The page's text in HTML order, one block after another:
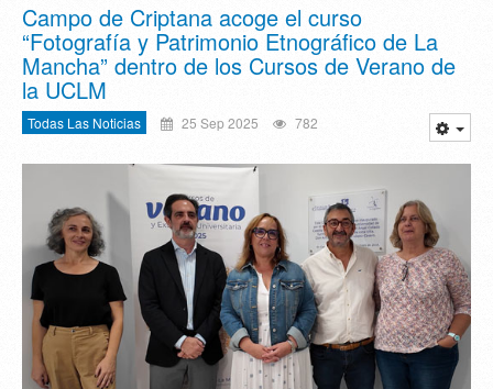
Campo de Criptana acoge el curso
“Fotografía y Patrimonio Etnográfico de La
Mancha” dentro de los Cursos de Verano de
la UCLM
Todas Las Noticias 25 Sep 2025 782